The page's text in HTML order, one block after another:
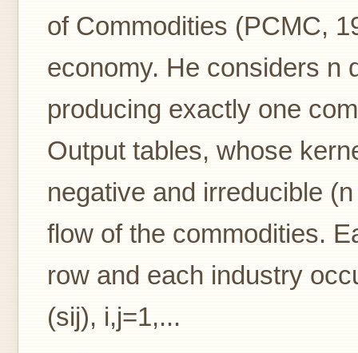
of Commodities (PCMC,
economy. He considers n
producing exactly one
Output tables, whose
negative and irreducible
flow of the commodities.
row and each industry
(sij), i,j=1,...